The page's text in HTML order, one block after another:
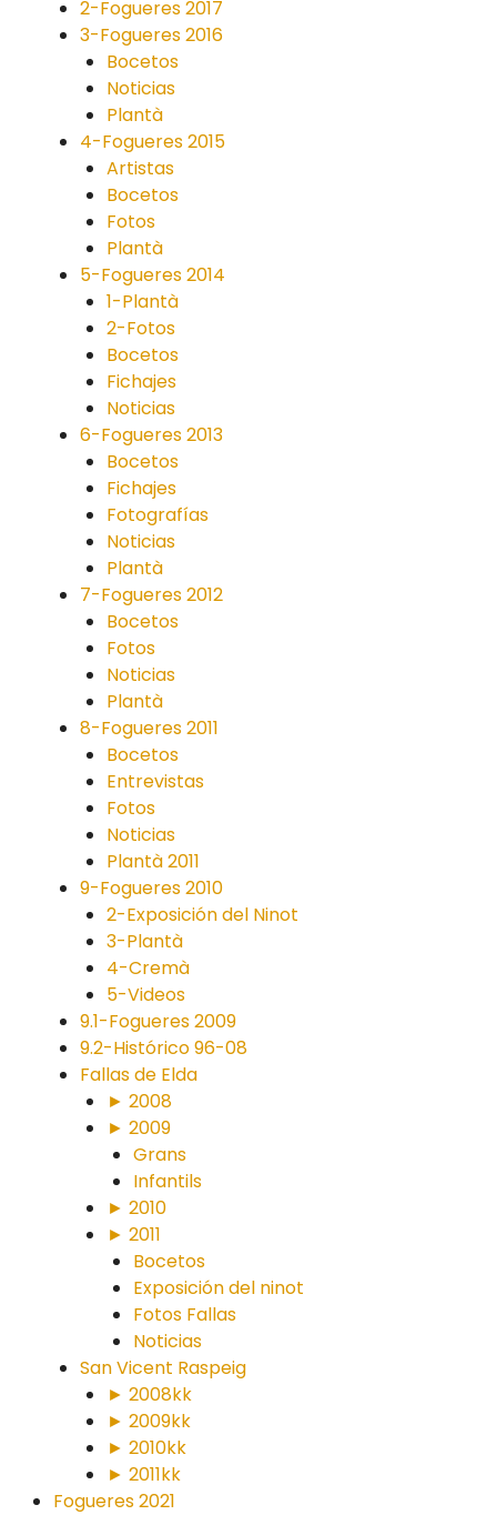
2-Fogueres 2017
3-Fogueres 2016
Bocetos
Noticias
Plantà
4-Fogueres 2015
Artistas
Bocetos
Fotos
Plantà
5-Fogueres 2014
1-Plantà
2-Fotos
Bocetos
Fichajes
Noticias
6-Fogueres 2013
Bocetos
Fichajes
Fotografías
Noticias
Plantà
7-Fogueres 2012
Bocetos
Fotos
Noticias
Plantà
8-Fogueres 2011
Bocetos
Entrevistas
Fotos
Noticias
Plantà 2011
9-Fogueres 2010
2-Exposición del Ninot
3-Plantà
4-Cremà
5-Videos
9.1-Fogueres 2009
9.2-Histórico 96-08
Fallas de Elda
► 2008
► 2009
Grans
Infantils
► 2010
► 2011
Bocetos
Exposición del ninot
Fotos Fallas
Noticias
San Vicent Raspeig
► 2008kk
► 2009kk
► 2010kk
► 2011kk
Fogueres 2021